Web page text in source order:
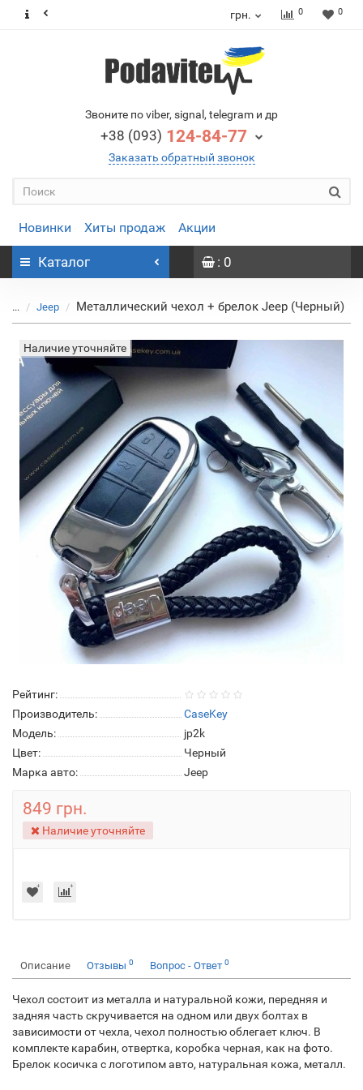
грн. 0 0
Звоните по viber, signal, telegram и др
+38 (093) 124-84-77
Заказать обратный звонок
Новинки Хиты продаж Акции
Каталог : 0
... Jeep Металлический чехол + брелок Jeep (Черный)
Наличие уточняйте
Рейтинг:
Производитель:
CaseKey
Модель:
jp2k
Цвет:
Черный
Марка авто:
Jeep
849 грн.
Наличие уточняйте
Описание Отзывы 0 Вопрос - Ответ 0
Чехол состоит из металла и натуральной кожи, передняя и
задняя часть скручивается на одном или двух болтах в
зависимости от чехла, чехол полностью облегает ключ. В
комплекте карабин, отвертка, коробка черная, как на фото.
Брелок косичка с логотипом авто, натуральная кожа, металл.